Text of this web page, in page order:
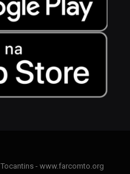
- www.farcomto.org